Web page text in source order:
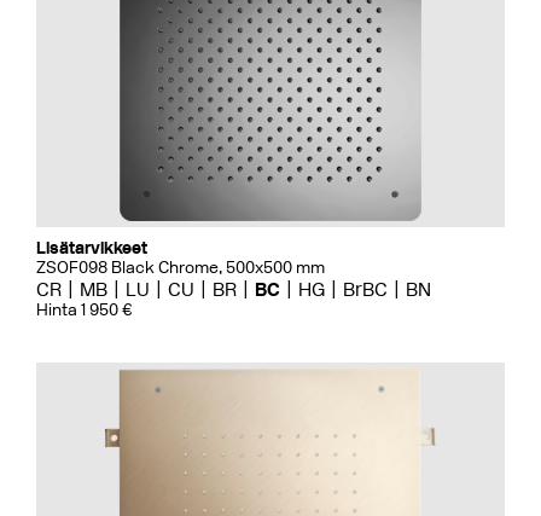
Lisätarvikkeet
ZSOF098 Black Chrome, 500x500 mm
CR MB LU CU BR BC HG BrBC BN
Hinta 1 950 €